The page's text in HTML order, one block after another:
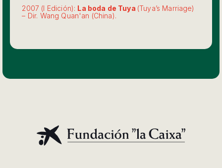
2007 (I Edición): La boda de Tuya (Tuya’s Marriage)
– Dir. Wang Quan'an (China).